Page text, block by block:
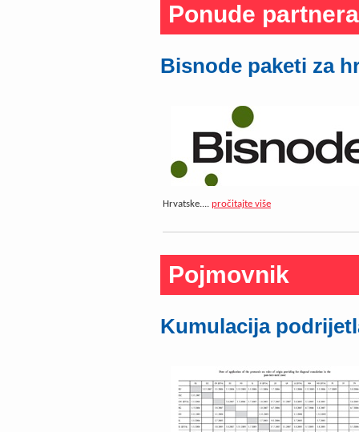
Ponude partnera
Bisnode paketi za
Hrvatske.... pročitajte više
Pojmovnik
Kumulacija